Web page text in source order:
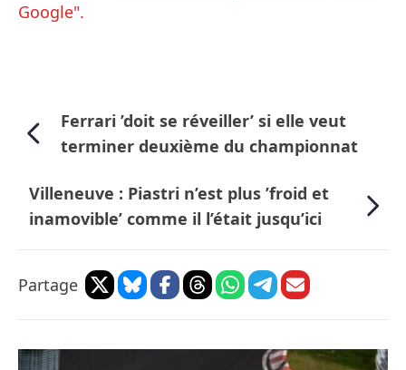
Google".
Ferrari ’doit se réveiller’ si elle veut
terminer deuxième du championnat
Villeneuve : Piastri n’est plus ’froid et
inamovible’ comme il l’était jusqu’ici
Partage